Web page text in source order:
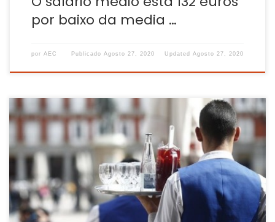
por baixo da media …
por AEC PublicadoAgosto 27, 2020 UpdatedAgosto 27, 2020
Os aranceis que impuxo Donald Trump a produtos
europeos como o viño están a prexudicar ao sector na
Galiza. A medida temporal imposta en outubro continuará a
partir de setembro se non se reverte unha vez coñecida a
sentenza da Organización Mundial do Comercio sobre as
axudas a Airbus. A […]